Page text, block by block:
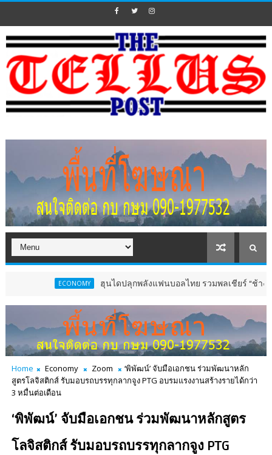
ฮุนไดปลุกพลังแฟนบอลไทย รวมพลเชียร์ “ช้างศึก” ลุยเมียน
Home Economy Zoom
‘พิพัฒน์’ จับมือเอกชน ร่วมพัฒนาหลัก
สูตรโลจิสติกส์ รับมอบรถบรรทุกลากจูง PTG อบรมแรงงานสร้างรายได้กว่า
3 หมื่นต่อเดือน
‘พิพัฒน์’ จับมือเอกชน ร่วมพัฒนาหลักสูตร
โลจิสติกส์ รับมอบรถบรรทุกลากจูง PTG